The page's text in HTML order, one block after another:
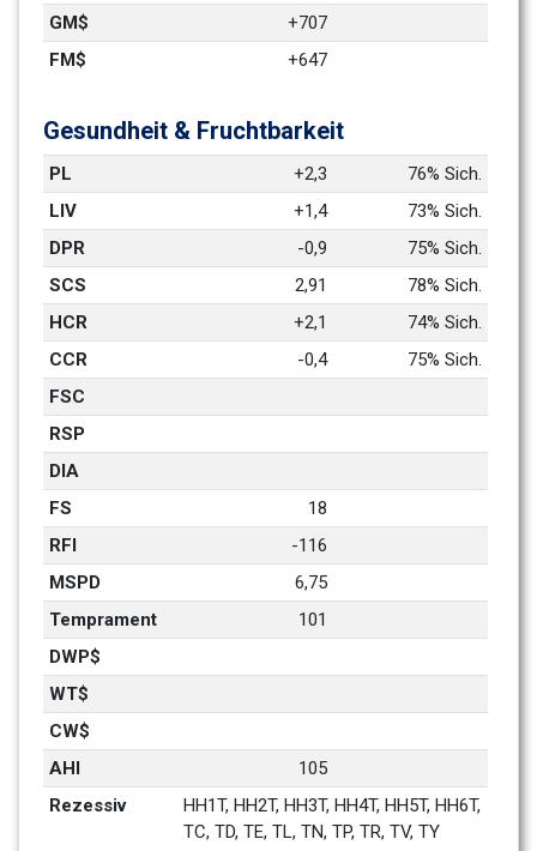
GM$
+707
FM$
+647
Gesundheit & Fruchtbarkeit
PL +2,3
76% Sich.
LIV
+1,4
73% Sich.
DPR
-0,9
75% Sich.
SCS
2,91
78% Sich.
HCR
+2,1
74% Sich.
CCR
-0,4
75% Sich.
FSC
RSP
DIA
FS
18
RFI
-116
MSPD
6,75
Temprament
101
DWP$
WT$
CW$
AHI
105
Rezessiv
HH1T, HH2T, HH3T, HH4T, HH5T, HH6T,
TC, TD, TE, TL, TN, TP, TR, TV, TY